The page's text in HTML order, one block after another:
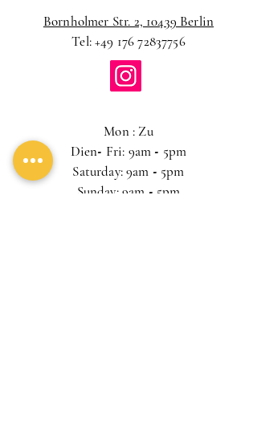
Bornholmer Str. 2, 10439 Berlin
Tel:+49 176 72837756
Mon : Zu
Dien- Fri: 9am - 5pm
Saturday: 9am - 5pm
Sunday: 9am - 5pm